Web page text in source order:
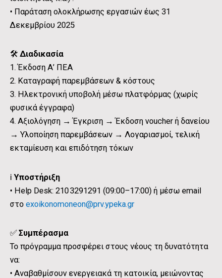
• Παράταση ολοκλήρωσης εργασιών έως 31
Δεκεμβρίου 2025
🛠️ Διαδικασία
1. Έκδοση Α’ ΠΕΑ
2. Καταγραφή παρεμβάσεων & κόστους
3. Ηλεκτρονική υποβολή μέσω πλατφόρμας (χωρίς
φυσικά έγγραφα)
4. Αξιολόγηση → Έγκριση → Έκδοση voucher ή δανείου
→ Υλοποίηση παρεμβάσεων → Λογαριασμοί, τελική
εκταμίευση και επιδότηση τόκων
ℹ️ Υποστήριξη
• Help Desk: 210 3291291 (09:00–17:00) ή μέσω email
στο exoikonomoneon@prv.ypeka.gr
✅ Συμπέρασμα
Το πρόγραμμα προσφέρει στους νέους τη δυνατότητα
να:
• Αναβαθμίσουν ενεργειακά τη κατοικία, μειώνοντας